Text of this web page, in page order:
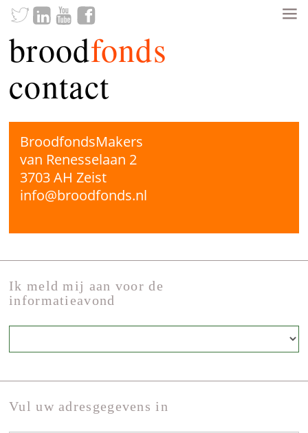
broodfonds
contact
BroodfondsMakers
van Renesselaan 2
3703 AH Zeist
info@broodfonds.nl
Ik meld mij aan voor de
informatieavond
Vul uw adresgegevens in